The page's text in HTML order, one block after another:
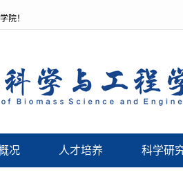
院！
况 人才培养 科学研